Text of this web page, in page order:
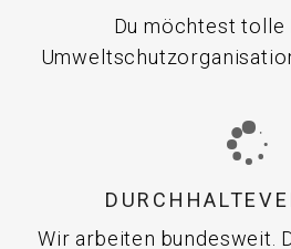
Du möchtest tolle
Wir arbeiten bundesweit.